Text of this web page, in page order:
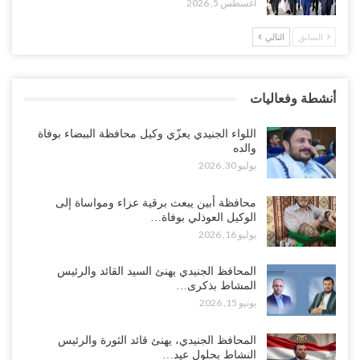
محتدم على خليفته..!
أغسطس 4, 2026
بالتهريب وعينه على المحافظ..!
أغسطس 4, 2026
تعيد تحشيد قواتها في أهم سواحل اليمن على البحر…
أغسطس 4, 2026
“الضالع“| حملة اجتثاث سعودية لأذرع الزبيدي من معقله الأبرز..!
أغسطس 4, 2026
أغسطس 5, 2026
السابق التالي
أنشطة وفعاليات
اللواء الجنيدي يعزّي وكيل محافظة الببضاء بوفاة
والده
يوليو 30, 2026
محافظة أبين يبعث برقية عزاء ومواساة إلى
الوكيل العوذلي بوفاة…
يوليو 16, 2026
المحافظ الجنيدي يهنئ السيد القائد والرئيس
المشاط بذكرى…
يونيو 15, 2026
المحافظ الجنيدي، يهنئ قائد الثورة والرئيس
النشاط بحلول عيد…